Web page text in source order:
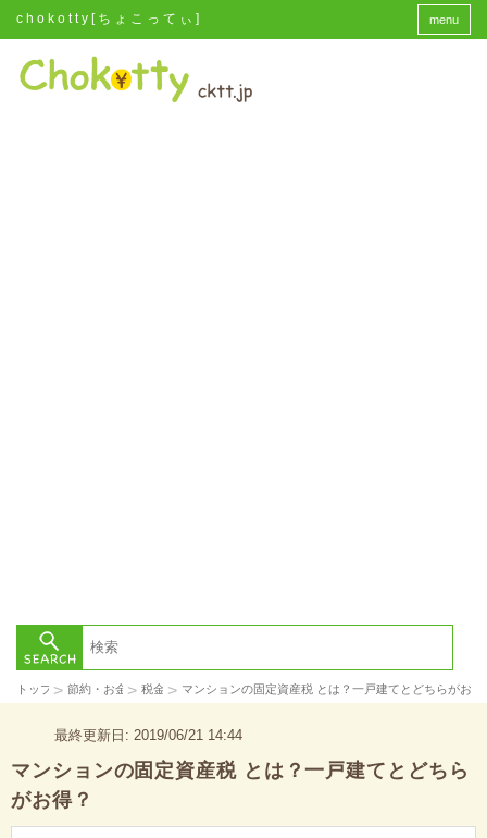
chokotty[ちょこってぃ] menu
トップ > 節約・お金 > 税金 > マンションの固定資産税 とは？一戸建てとどちらがお得
最終更新日: 2019/06/21 14:44
マンションの固定資産税 とは？一戸建てとどちら
がお得？